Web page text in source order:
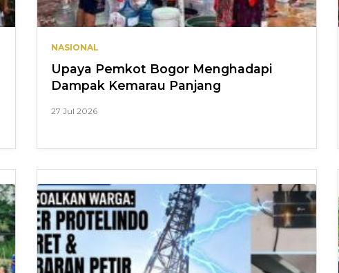
NASIONAL
Upaya Pemkot Bogor Menghadapi
Dampak Kemarau Panjang
27 Jul 2026